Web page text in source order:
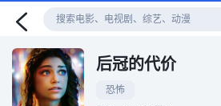
后冠的代价
恐怖